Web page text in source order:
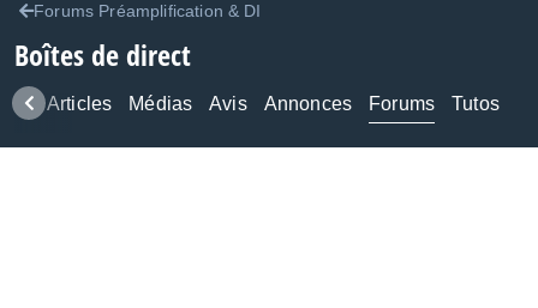
Forums Préamplification & DI
Boîtes de direct
Articles Médias Avis Annonces Forums Tutos